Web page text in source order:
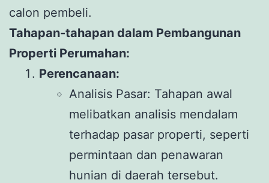
calon pembeli.
Tahapan-tahapan dalam Pembangunan
Properti Perumahan:
Perencanaan:
Analisis Pasar: Tahapan awal
melibatkan analisis mendalam
terhadap pasar properti, seperti
permintaan dan penawaran
hunian di daerah tersebut.